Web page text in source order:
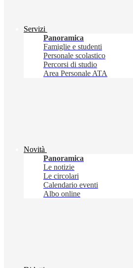
Servizi
Panoramica
Famiglie e studenti
Personale scolastico
Percorsi di studio
Area Personale ATA
Novità
Panoramica
Le notizie
Le circolari
Calendario eventi
Albo online